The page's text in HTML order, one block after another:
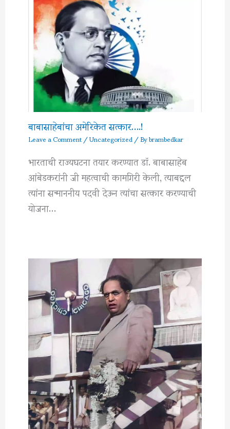
बाबासाहेबांचा अमेरिकेत सत्कार….!
Leave a Comment/Uncategorized/ Bybrambedkar
भारताची राज्यघटना तयार करण्यात डॉ. बाबासाहेब
आंबेडकरांनी जी महत्वाची कामगिरी केली, त्याबद्दल
त्यांना सन्माननीय पदवी देऊन त्यांचा सत्कार करण्याची
योजना…